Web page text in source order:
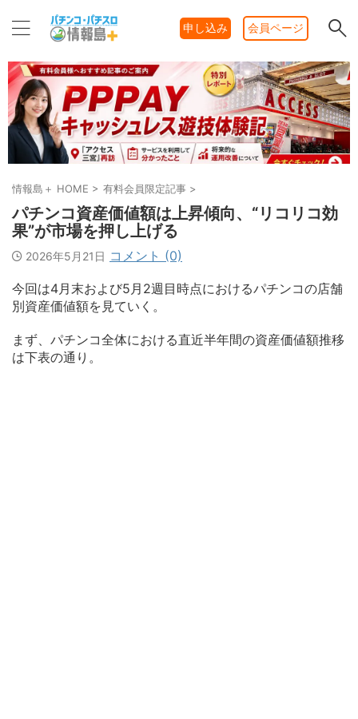
申し込み 会員ページ
情報島＋ HOME > 有料会員限定記事 >
パチンコ資産価値額は上昇傾向、“リコリコ効
果”が市場を押し上げる
2026年5月21日 コメント (0)
今回は4月末および5月2週目時点におけるパチンコの店舗
別資産価値額を見ていく。
まず、パチンコ全体における直近半年間の資産価値額推移
は下表の通り。